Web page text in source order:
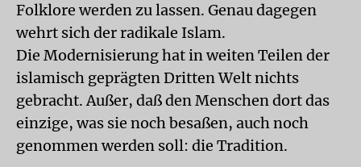
Folklore werden zu lassen. Genau dagegen
wehrt sich der radikale Islam.
Die Modernisierung hat in weiten Teilen der
islamisch geprägten Dritten Welt nichts
gebracht. Außer, daß den Menschen dort das
einzige, was sie noch besaßen, auch noch
genommen werden soll: die Tradition.